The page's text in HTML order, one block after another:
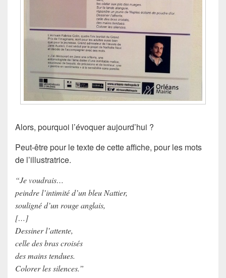
Alors, pourquoi l’évoquer aujourd’hui ?
Peut-être pour le texte de cette affiche, pour les mots
de l’illustratrice.
“Je voudrais…
peindre l’intimité d’un bleu Nattier,
souligné d’un rouge anglais,
[…]
Dessiner l’attente,
celle des bras croisés
des mains tendues.
Colorer les silences.”